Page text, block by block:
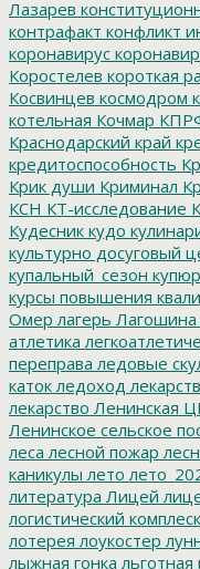
Лазарев
контрафакт конфликт
коронавирус
Коростелев короткая
Косвинцев космодром
котельная Кочмар
Краснодарский край
кредитоспособность
Крик души Криминал
КСН КТ-исследование
Кудесник кудо
культурно досуговый
купальный_сезон
курсы повышения
Омер лагерь Лагошина
атлетика
переправа ледовые
каток ледоход
лекарство Ленинская
Ленинское сельское
леса лесной пожар
каникулы лето
литература Лицей
логистический комплеск
лотерея лоукостер
лыжная гонка льготная